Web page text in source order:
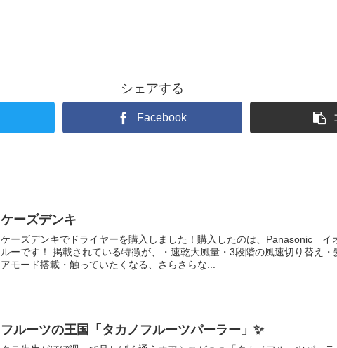
シェアする
Facebook
ケーズデンキ
ケーズデンキでドライヤーを購入しました！購入したのは、Panasonic イ
ルーです！ 掲載されている特徴が、・速乾大風量・3段階の風速切り替え・
アモード搭載・触っていたくなる、さらさらな...
フルーツの王国「タカノフルーツパーラー」✨